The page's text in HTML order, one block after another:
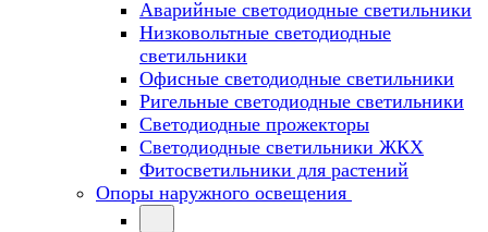
Аварийные светодиодные светильники
Низковольтные светодиодные
светильники
Офисные светодиодные светильники
Ригельные светодиодные светильники
Светодиодные прожекторы
Светодиодные светильники ЖКХ
Фитосветильники для растений
Опоры наружного освещения